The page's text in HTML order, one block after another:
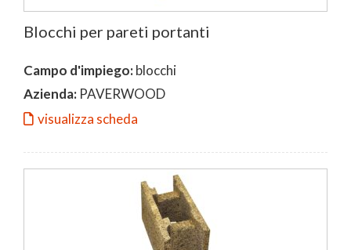
Blocchi per pareti portanti
Campo d'impiego:blocchi
Azienda: PAVERWOOD
visualizza scheda